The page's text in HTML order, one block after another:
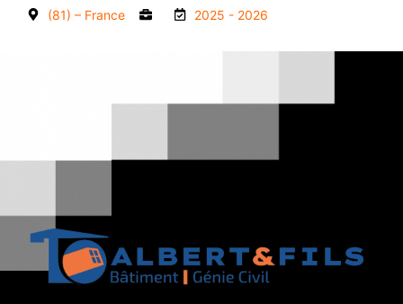
(81) – France 2025 - 2026